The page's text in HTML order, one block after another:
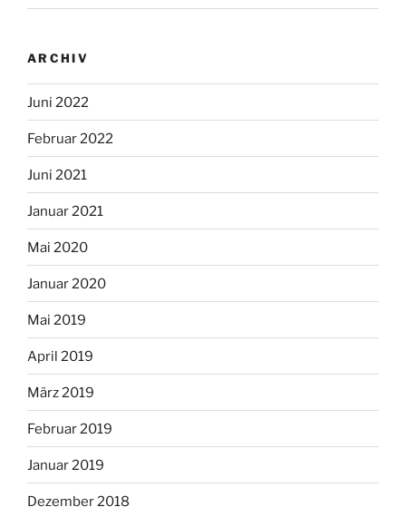
ARCHIV
Juni 2022
Februar 2022
Juni 2021
Januar 2021
Mai 2020
Januar 2020
Mai 2019
April 2019
März 2019
Februar 2019
Januar 2019
Dezember 2018